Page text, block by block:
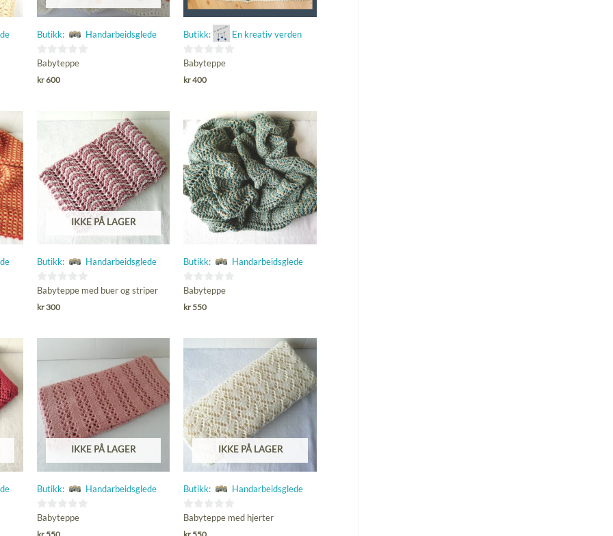
Butikk: Handarbeidsglede
0
ut
Babyteppe
kr600
Butikk: En kreativ verden
0
ut
Babyteppe
kr400
IKKE PÅ LAGER
Butikk: Handarbeidsglede
0
ut
Babyteppe med buer og striper
kr300
Butikk: Handarbeidsglede
0
ut
Babyteppe
kr550
IKKE PÅ LAGER
Butikk: Handarbeidsglede
0
ut
Babyteppe
kr550
IKKE PÅ LAGER
Butikk: Handarbeidsglede
0
ut
Babyteppe med hjerter
kr550